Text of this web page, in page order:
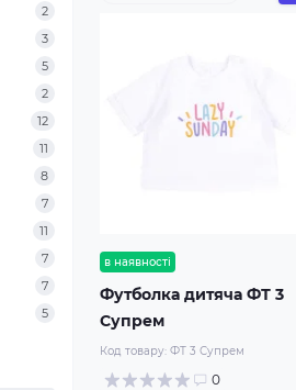
2
3
5
2
12
11
8
7
11
7
7
5
в наявності
Футболка дитяча ФТ 3
Супрем
Код товару: ФТ 3 Супрем
0